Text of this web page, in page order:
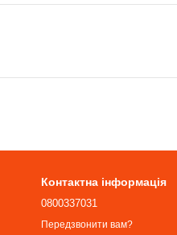
Контактна інформація
0800337031
Передзвонити вам?